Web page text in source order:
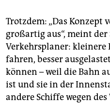
Trotzdem: „Das Konzept
großartig aus“, meint
Verkehrsplaner: kleinere
fahren, besser
können – weil die Bahn
ist und sie in der
andere Schiffe wegen